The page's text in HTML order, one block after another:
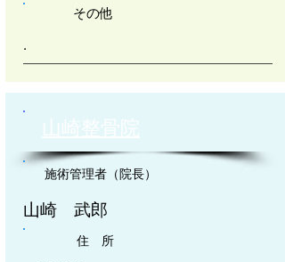
その他
.
山崎整骨院
施術管理者（院長）
山崎 武郎
住 所